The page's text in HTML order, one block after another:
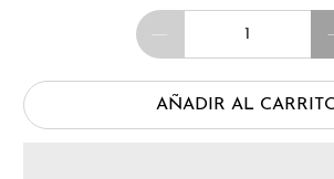
Cantidad
AÑADIR AL